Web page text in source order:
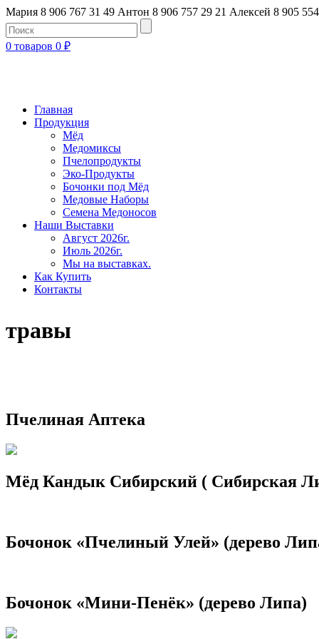
Мария 8 906 767 31 49 Антон 8 906 757 29 21 Алексей 8 905
0 товаров 0 ₽
Главная
Продукция
Мёд
Медомиксы
Пчелопродукты
Эко-Продукты
Бочонки под Мёд
Медовые Наборы
Семена Медоносов
Наши Выставки
Август 2026г.
Июль 2026г.
Мы на выставках.
Как Купить
Контакты
травы
Пчелиная Аптека
Мёд Кандык Сибирский ( Сибирская
Бочонок «Пчелиный Улей» (дерево
Бочонок «Мини-Пенёк» (дерево Липа)